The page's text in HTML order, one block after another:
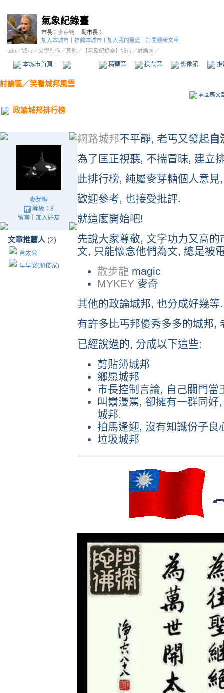
氣象紀錄臺
市長： 麥芽糖
副市長：
加入本城市
推薦本城市 加入我的最愛
訂閱最新文章
udn／城市／文學創作／其他 ／ 【氣象紀錄臺】城市／討論區／
本城市首頁 精華區 投票區 影像館
討論區／笑看城邦風雲
看回應文
政論城邦排行榜
麥芽糖
等級：8
留言｜ 加入好友
文章推薦人 (2)
曾太公
早早安(顏俊家)
網路城邦不平靜, 老丐又發起自
為了匡正視聽, 不揣冒昧, 建立
此排行榜, 純屬麥芽糖個人意
歡迎參考, 也接受批評.
就這麼開始吧!
先說大家尊敬, 文字功力又高
文, 只能懷念他們為文, 總是被
散步龍 magic
MYKEY 麥奇
其他的政論城邦, 也分成好幾等.
有許多比丐邦優秀多多的城邦,
已經說過的, 分成以下這些:
剪貼簿城邦
鄉愿城邦
市長控制言論, 自己關門當
叫囂漫罵, 卻擁有一群同好
城邦.
拍馬逢迎, 沒有知識份子良
垃圾城邦